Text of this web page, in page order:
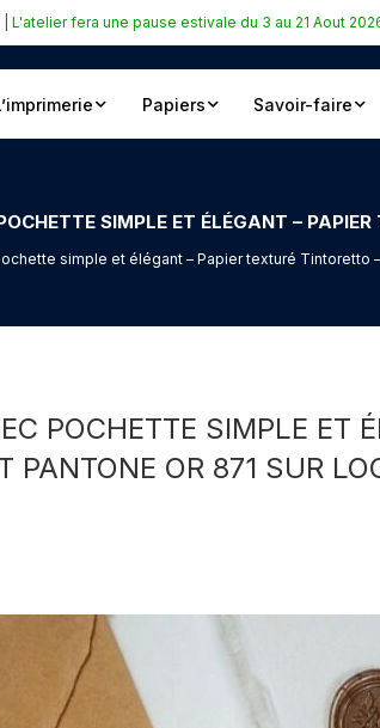
L'atelier fera une pause estivale du 3 au 21 Aout
Papiers Savoir-faire
simple et élégant – Papier texturé Tintoretto
POCHETTE SIMPLE ET
PANTONE OR 871 SUR